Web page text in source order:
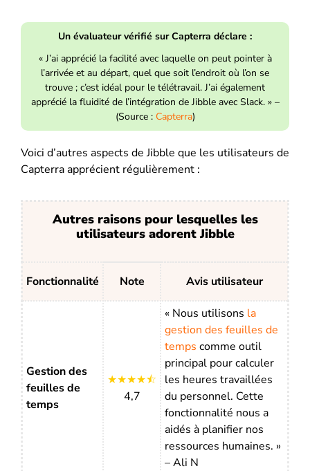
Un évaluateur vérifié sur Capterra déclare :
« J’ai apprécié la facilité avec laquelle on peut pointer à
l’arrivée et au départ, quel que soit l’endroit où l’on se
trouve ; c’est idéal pour le télétravail. J’ai également
apprécié la fluidité de l’intégration de Jibble avec Slack. » –
(Source : Capterra)
Voici d’autres aspects de Jibble que les utilisateurs de
Capterra apprécient régulièrement :
Autres raisons pour lesquelles les
utilisateurs adorent Jibble
Fonctionnalité Note Avis utilisateur
Gestion des
feuilles de
temps
★★★★⯪
4,7
« Nous utilisons la
gestion des feuilles de
temps comme outil
principal pour calculer
les heures travaillées
du personnel. Cette
fonctionnalité nous a
aidés à planifier nos
ressources humaines. »
– Ali N